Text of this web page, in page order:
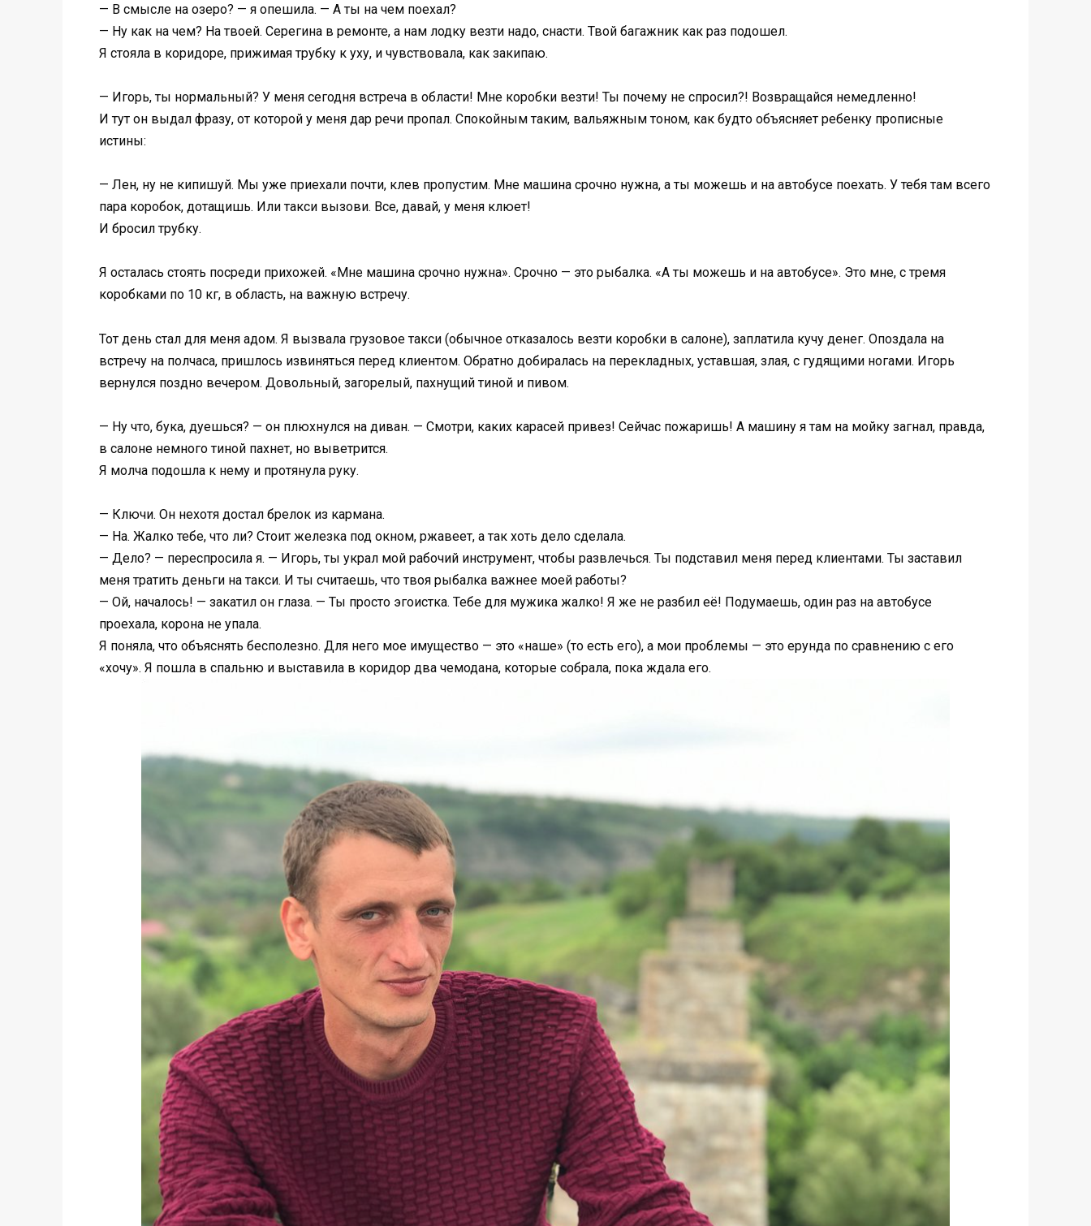
— В смысле на озеро? — я опешила. — А ты на чем поехал?
— Ну как на чем? На твоей. Серегина в ремонте, а нам лодку везти надо, снасти. Твой багажник как раз подошел.
Я стояла в коридоре, прижимая трубку к уху, и чувствовала, как закипаю.
— Игорь, ты нормальный? У меня сегодня встреча в области! Мне коробки везти! Ты почему не спросил?! Возвращайся немедленно!
И тут он выдал фразу, от которой у меня дар речи пропал. Спокойным таким, вальяжным тоном, как будто объясняет ребенку прописные
истины:
— Лен, ну не кипишуй. Мы уже приехали почти, клев пропустим. Мне машина срочно нужна, а ты можешь и на автобусе поехать. У тебя там всего
пара коробок, дотащишь. Или такси вызови. Все, давай, у меня клюет!
И бросил трубку.
Я осталась стоять посреди прихожей. «Мне машина срочно нужна». Срочно — это рыбалка. «А ты можешь и на автобусе». Это мне, с тремя
коробками по 10 кг, в область, на важную встречу.
Тот день стал для меня адом. Я вызвала грузовое такси (обычное отказалось везти коробки в салоне), заплатила кучу денег. Опоздала на
встречу на полчаса, пришлось извиняться перед клиентом. Обратно добиралась на перекладных, уставшая, злая, с гудящими ногами. Игорь
вернулся поздно вечером. Довольный, загорелый, пахнущий тиной и пивом.
— Ну что, бука, дуешься? — он плюхнулся на диван. — Смотри, каких карасей привез! Сейчас пожаришь! А машину я там на мойку загнал, правда,
в салоне немного тиной пахнет, но выветрится.
Я молча подошла к нему и протянула руку.
— Ключи. Он нехотя достал брелок из кармана.
— На. Жалко тебе, что ли? Стоит железка под окном, ржавеет, а так хоть дело сделала.
— Дело? — переспросила я. — Игорь, ты украл мой рабочий инструмент, чтобы развлечься. Ты подставил меня перед клиентами. Ты заставил
меня тратить деньги на такси. И ты считаешь, что твоя рыбалка важнее моей работы?
— Ой, началось! — закатил он глаза. — Ты просто эгоистка. Тебе для мужика жалко! Я же не разбил её! Подумаешь, один раз на автобусе
проехала, корона не упала.
Я поняла, что объяснять бесполезно. Для него мое имущество — это «наше» (то есть его), а мои проблемы — это ерунда по сравнению с его
«хочу». Я пошла в спальню и выставила в коридор два чемодана, которые собрала, пока ждала его.